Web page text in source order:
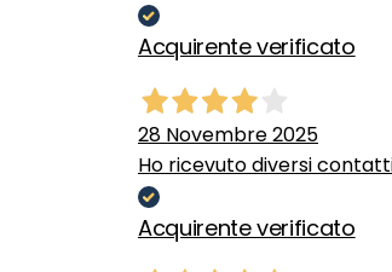
Acquirente verificato
28 Novembre 2025
Ho ricevuto diversi
Acquirente verificato